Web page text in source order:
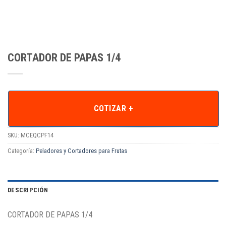
CORTADOR DE PAPAS 1/4
COTIZAR +
SKU: MCEQCPF14
Categoría: Peladores y Cortadores para Frutas
DESCRIPCIÓN
CORTADOR DE PAPAS 1/4